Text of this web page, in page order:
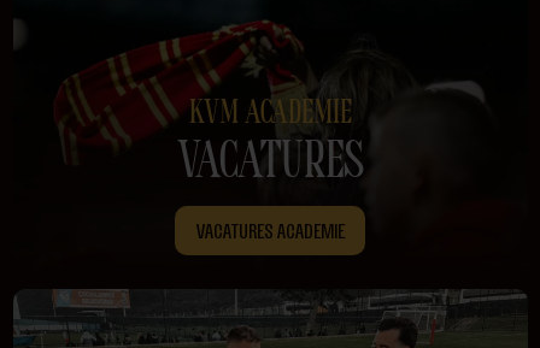
KVM ACADEMIE
VACATURES
VACATURES ACADEMIE